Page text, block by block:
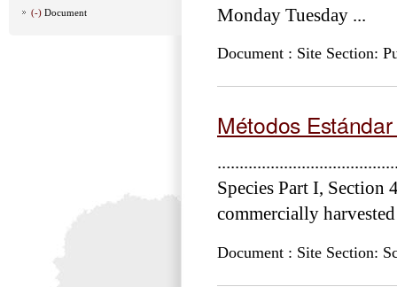
(-) Document
Monday Tuesday ...
Document : Site Section:
Métodos
Species Part I, Section
commercially
Document : Site Section: